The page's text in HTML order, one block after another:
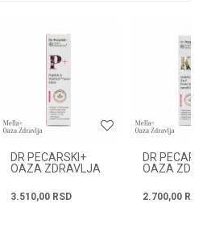
DR PECARSKI+
OAZA ZDRAVLJA
SERUM MATRIXYL
3000 PEPTIDI
3.510,00 RSD
DR
OAZA
2U1 30ML
2.700,00 RSD